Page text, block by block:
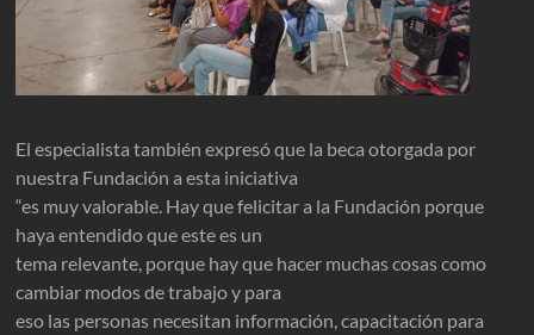
El especialista también expresó que la beca otorgada por
nuestra Fundación a esta iniciativa
“es muy valorable. Hay que felicitar a la Fundación porque
haya entendido que este es un
tema relevante, porque hay que hacer muchas cosas como
cambiar modos de trabajo y para
eso las personas necesitan información, capacitación para